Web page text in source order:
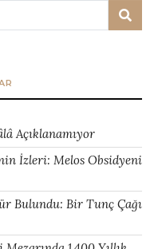
Açıklanamıyor
İzleri: Melos Obsidyeni
Bulundu: Bir Tunç Çağı